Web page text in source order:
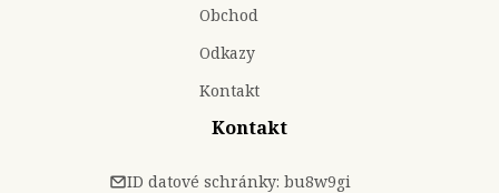
Obchod
Odkazy
Kontakt
Kontakt
ID datové schránky: bu8w9gi